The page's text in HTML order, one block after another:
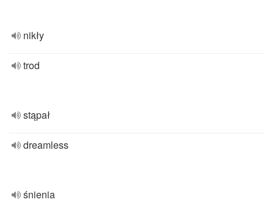
nikły
trod
stąpał
dreamless
śnienia